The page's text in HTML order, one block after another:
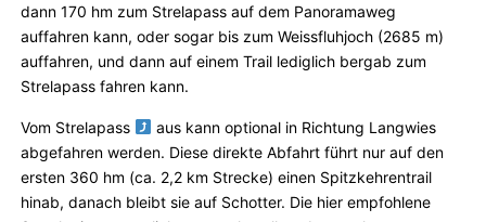
dann 170 hm zum Strelapass auf dem Panoramaweg
auffahren kann, oder sogar bis zum Weissfluhjoch (2685 m)
auffahren, und dann auf einem Trail lediglich bergab zum
Strelapass fahren kann.
Vom Strelapass
aus kann optional in Richtung Langwies
abgefahren werden. Diese direkte Abfahrt führt nur auf den
ersten 360 hm (ca. 2,2 km Strecke) einen Spitzkehrentrail
hinab, danach bleibt sie auf Schotter. Die hier empfohlene